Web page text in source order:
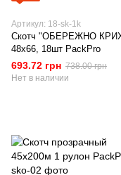
Артикул: 18-sk-1k
Скотч "ОБЕРЕЖНО
48х66, 18шт PackPro
693.72 грн 738.00 грн
Нет в наличии